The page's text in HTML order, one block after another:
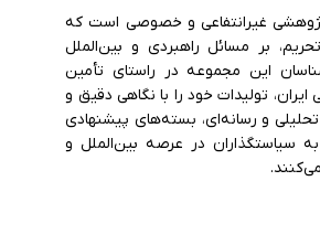
غیرانتفاعی و خصوصی است که
بر مسائل راهبردی و بین‌الملل
این مجموعه در راستای تأمین
تولیدات خود را با نگاهی دقیق و
و رسانه‌ای، بسته‌های پیشنهادی
سیاستگذاران در عرصه بین‌الملل و